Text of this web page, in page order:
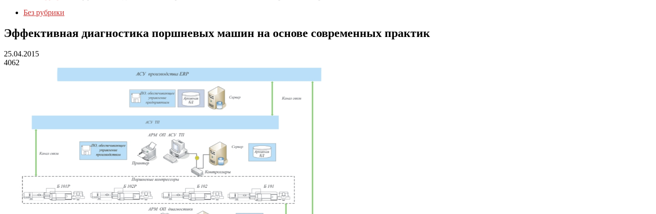
Без рубрики
Эффективная диагностика поршневых машин на основе современных практик
25.04.2015
4062